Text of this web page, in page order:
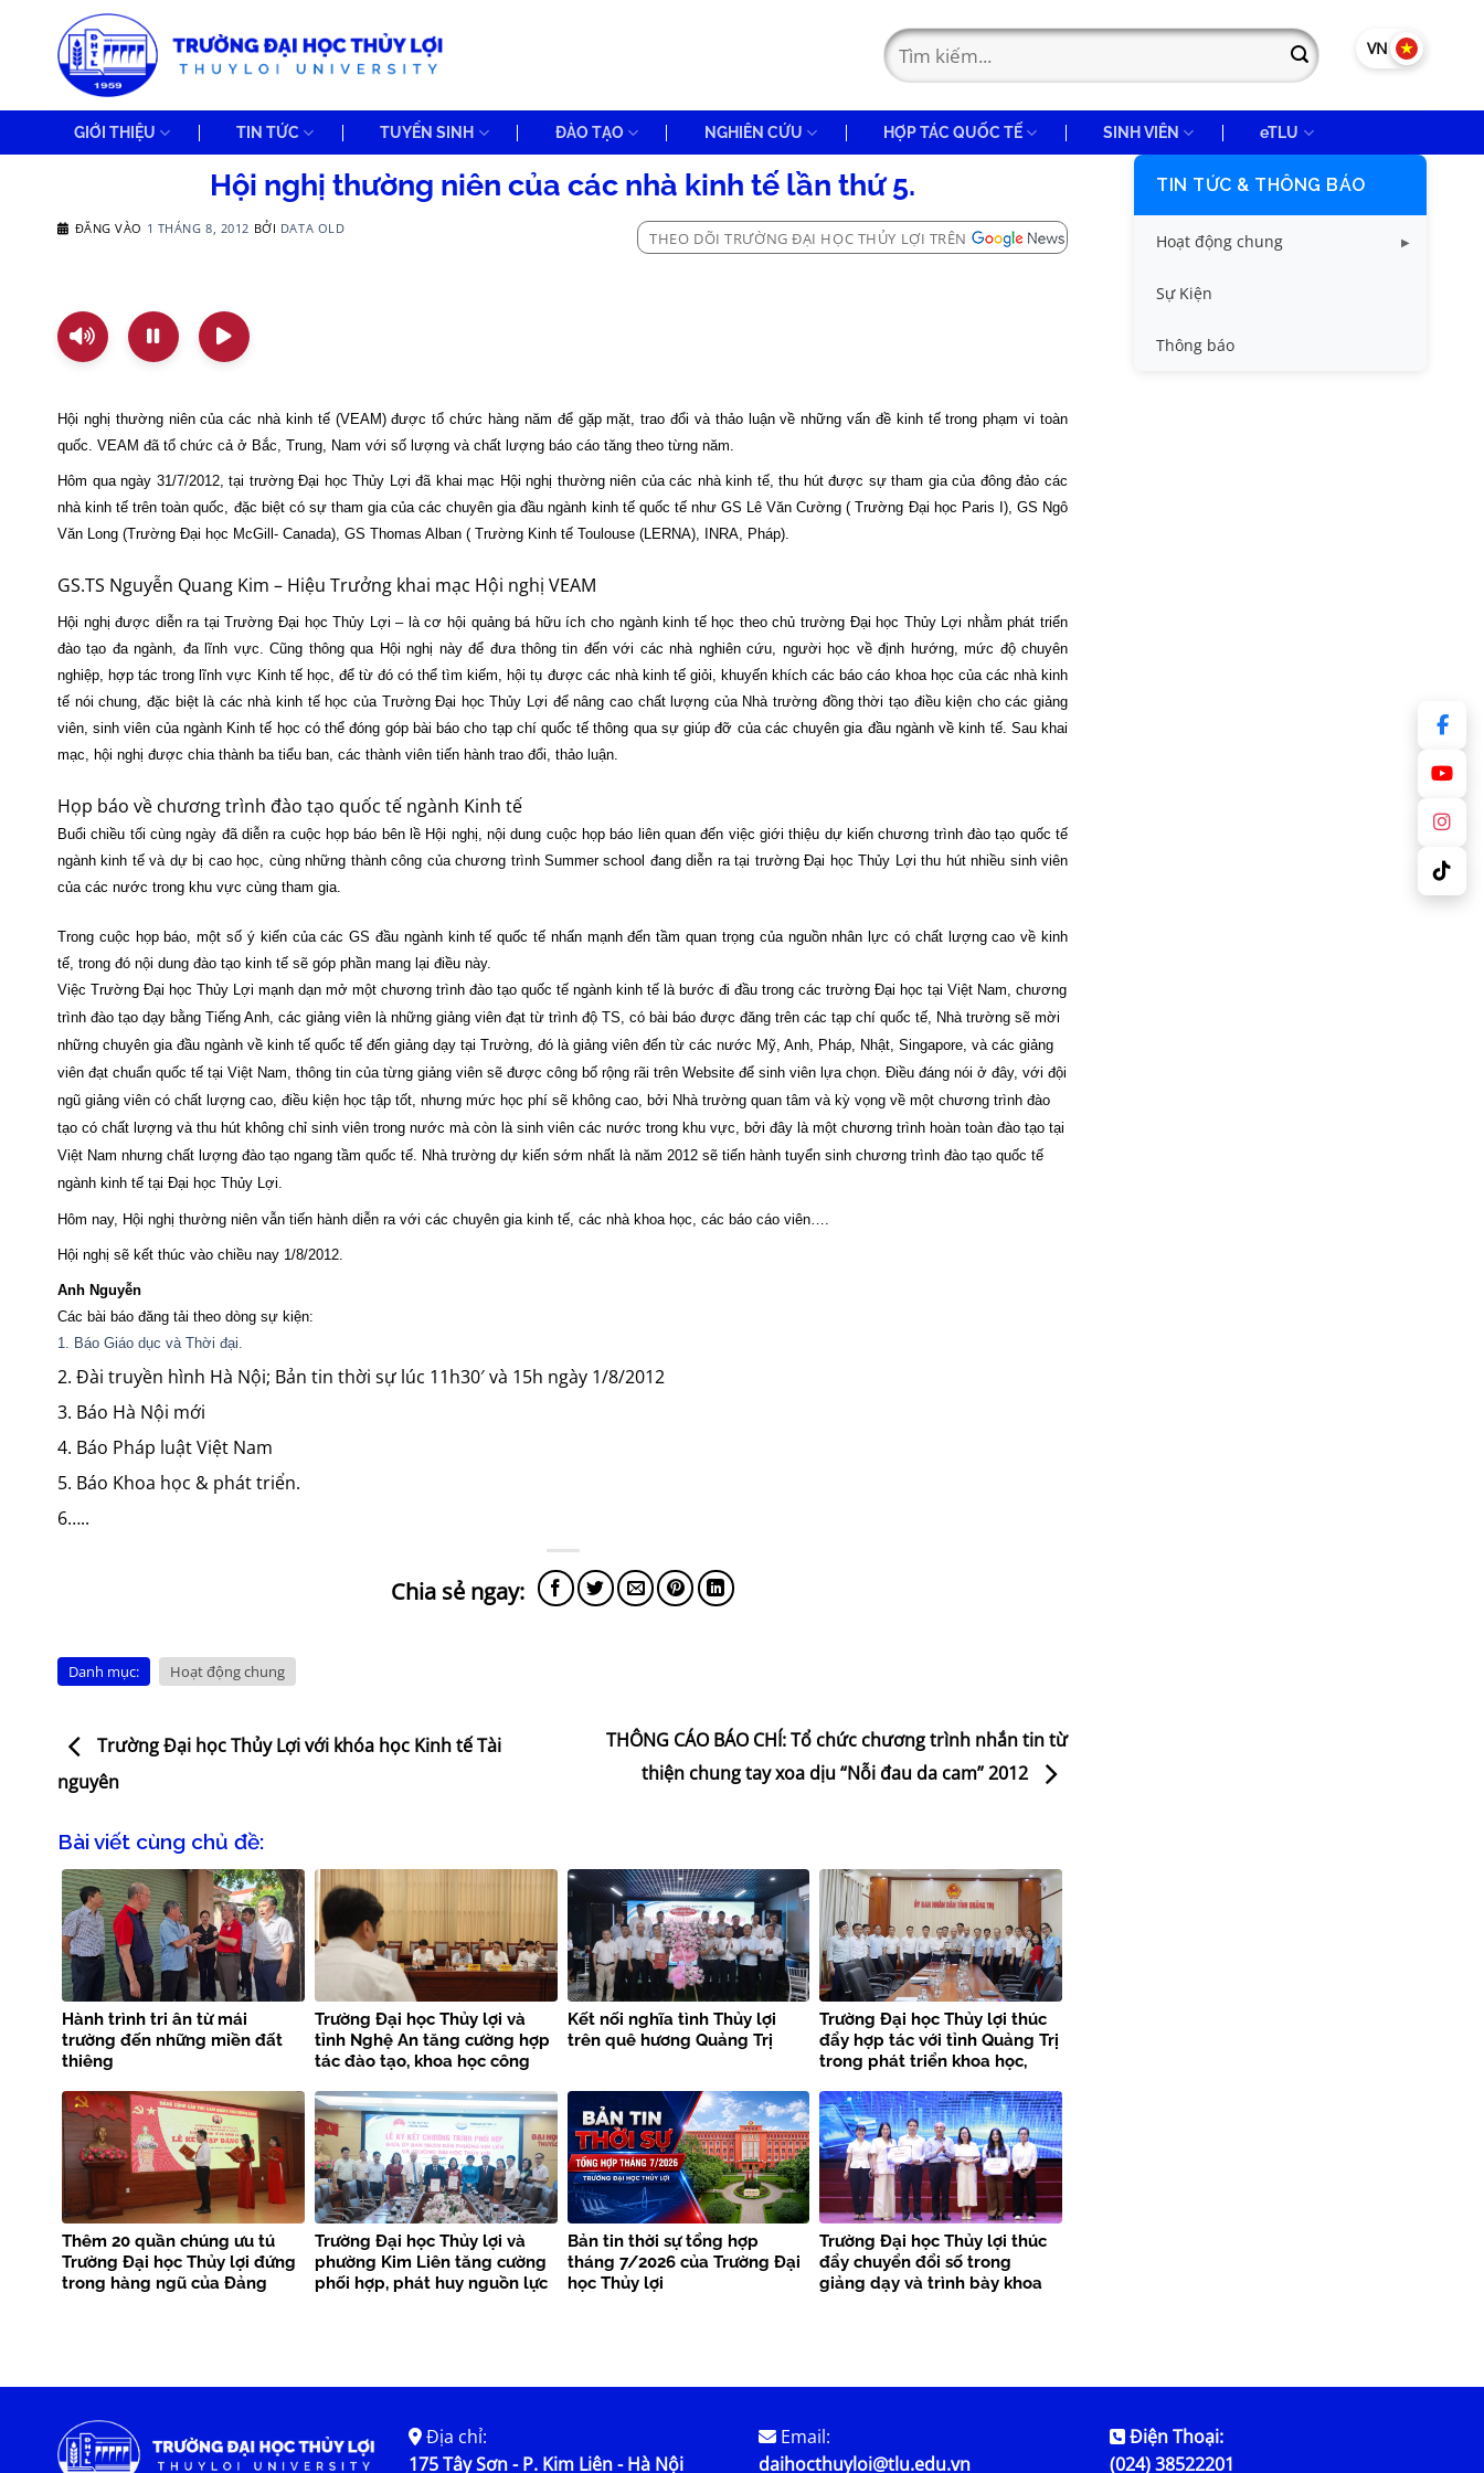
VN EN
GIỚI THIỆU TIN TỨC TUYỂN SINH ĐÀO TẠO NGHIÊN CỨU HỢP TÁC QUỐC TẾ SINH VIÊN eTLU
Hội nghị thường niên của các nhà kinh tế lần thứ 5.
ĐĂNG VÀO 1 THÁNG 8, 2012 BỞI DATA OLD
THEO DÕI TRƯỜNG ĐẠI HỌC THỦY LỢI TRÊN
Hội nghị thường niên của các nhà kinh tế (VEAM) được tổ chức hàng năm để gặp mặt, trao đổi và thảo luận về những vấn đề kinh tế trong phạm vi toàn
quốc. VEAM đã tổ chức cả ở Bắc, Trung, Nam với số lượng và chất lượng báo cáo tăng theo từng năm.
Hôm qua ngày 31/7/2012, tại trường Đại học Thủy Lợi đã khai mạc Hội nghị thường niên của các nhà kinh tế, thu hút được sự tham gia của đông đảo các
nhà kinh tế trên toàn quốc, đặc biệt có sự tham gia của các chuyên gia đầu ngành kinh tế quốc tế như GS Lê Văn Cường ( Trường Đại học Paris I), GS Ngô
Văn Long (Trường Đại học McGill- Canada), GS Thomas Alban ( Trường Kinh tế Toulouse (LERNA), INRA, Pháp).
GS.TS Nguyễn Quang Kim – Hiệu Trưởng khai mạc Hội nghị VEAM
Hội nghị được diễn ra tại Trường Đại học Thủy Lợi – là cơ hội quảng bá hữu ích cho ngành kinh tế học theo chủ trường Đại học Thủy Lợi nhằm phát triển
đào tạo đa ngành, đa lĩnh vực. Cũng thông qua Hội nghị này để đưa thông tin đến với các nhà nghiên cứu, người học về định hướng, mức độ chuyên
nghiệp, hợp tác trong lĩnh vực Kinh tế học, để từ đó có thể tìm kiếm, hội tụ được các nhà kinh tế giỏi, khuyến khích các báo cáo khoa học của các nhà kinh
tế nói chung, đặc biệt là các nhà kinh tế học của Trường Đại học Thủy Lợi để nâng cao chất lượng của Nhà trường đồng thời tạo điều kiện cho các giảng
viên, sinh viên của ngành Kinh tế học có thể đóng góp bài báo cho tạp chí quốc tế thông qua sự giúp đỡ của các chuyên gia đầu ngành về kinh tế. Sau khai
mạc, hội nghị được chia thành ba tiểu ban, các thành viên tiến hành trao đổi, thảo luận.
Họp báo về chương trình đào tạo quốc tế ngành Kinh tế
Buổi chiều tối cùng ngày đã diễn ra cuộc họp báo bên lề Hội nghị, nội dung cuộc họp báo liên quan đến việc giới thiệu dự kiến chương trình đào tạo quốc tế
ngành kinh tế và dự bị cao học, cùng những thành công của chương trình Summer school đang diễn ra tại trường Đại học Thủy Lợi thu hút nhiều sinh viên
của các nước trong khu vực cùng tham gia.
Trong cuộc họp báo, một số ý kiến của các GS đầu ngành kinh tế quốc tế nhấn mạnh đến tầm quan trọng của nguồn nhân lực có chất lượng cao về kinh
tế, trong đó nội dung đào tạo kinh tế sẽ góp phần mang lại điều này.
Việc Trường Đại học Thủy Lợi mạnh dạn mở một chương trình đào tạo quốc tế ngành kinh tế là bước đi đầu trong các trường Đại học tại Việt Nam, chương
trình đào tạo dạy bằng Tiếng Anh, các giảng viên là những giảng viên đạt từ trình độ TS, có bài báo được đăng trên các tạp chí quốc tế, Nhà trường sẽ mời
những chuyên gia đầu ngành về kinh tế quốc tế đến giảng dạy tại Trường, đó là giảng viên đến từ các nước Mỹ, Anh, Pháp, Nhật, Singapore, và các giảng
viên đạt chuẩn quốc tế tại Việt Nam, thông tin của từng giảng viên sẽ được công bố rộng rãi trên Website để sinh viên lựa chọn. Điều đáng nói ở đây, với đội
ngũ giảng viên có chất lượng cao, điều kiện học tập tốt, nhưng mức học phí sẽ không cao, bởi Nhà trường quan tâm và kỳ vọng về một chương trình đào
tạo có chất lượng và thu hút không chỉ sinh viên trong nước mà còn là sinh viên các nước trong khu vực, bởi đây là một chương trình hoàn toàn đào tạo tại
Việt Nam nhưng chất lượng đào tạo ngang tầm quốc tế. Nhà trường dự kiến sớm nhất là năm 2012 sẽ tiến hành tuyển sinh chương trình đào tạo quốc tế
ngành kinh tế tại Đại học Thủy Lợi.
Hôm nay, Hội nghị thường niên vẫn tiến hành diễn ra với các chuyên gia kinh tế, các nhà khoa học, các báo cáo viên….
Hội nghị sẽ kết thúc vào chiều nay 1/8/2012.
Anh Nguyễn
Các bài báo đăng tải theo dòng sự kiện:
1. Báo Giáo dục và Thời đại.
2. Đài truyền hình Hà Nội; Bản tin thời sự lúc 11h30′ và 15h ngày 1/8/2012
3. Báo Hà Nội mới
4. Báo Pháp luật Việt Nam
5. Báo Khoa học & phát triển.
6…..
Danh mục: Hoạt động chung
Trường Đại học Thủy Lợi với khóa học Kinh tế Tài
nguyên
THÔNG CÁO BÁO CHÍ: Tổ chức chương trình nhắn tin từ
thiện chung tay xoa dịu “Nỗi đau da cam” 2012
Bài viết cùng chủ đề:
Hành trình tri ân từ mái
trường đến những miền đất
thiêng
Trường Đại học Thủy lợi và
tỉnh Nghệ An tăng cường hợp
tác đào tạo, khoa học công
tai
Kết nối nghĩa tình Thủy lợi
trên quê hương Quảng Trị
Trường Đại học Thủy lợi thúc
đẩy hợp tác với tỉnh Quảng Trị
trong phát triển khoa học,
Thêm 20 quần chúng ưu tú
Trường Đại học Thủy lợi đứng
trong hàng ngũ của Đảng
Trường Đại học Thủy lợi và
phường Kim Liên tăng cường
phối hợp, phát huy nguồn lực
Bản tin thời sự tổng hợp
tháng 7/2026 của Trường Đại
học Thủy lợi
Trường Đại học Thủy lợi thúc
đẩy chuyển đổi số trong
giảng dạy và trình bày khoa
TIN TỨC & THÔNG BÁO
Hoạt động chung
Tin công tác sinh viên
Tin đào tạo
Sự Kiện
Thông báo
Địa chỉ:
175 Tây Sơn - P. Kim Liên - Hà Nội
Email:
daihocthuyloi@tlu.edu.vn
Điện Thoại:
(024) 38522201